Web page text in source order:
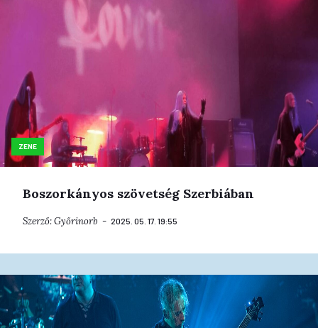
ZENE
Boszorkányos szövetség Szerbiában
Szerző:Győrinorb 2025. 05. 17. 19:55